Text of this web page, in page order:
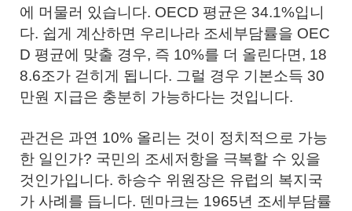
에 머물러 있습니다. OECD 평균은 34.1%입니
다. 쉽게 계산하면 우리나라 조세부담률을 OEC
D 평균에 맞출 경우, 즉 10%를 더 올린다면, 18
8.6조가 걷히게 됩니다. 그럴 경우 기본소득 30
만원 지급은 충분히 가능하다는 것입니다.
관건은 과연 10% 올리는 것이 정치적으로 가능
한 일인가? 국민의 조세저항을 극복할 수 있을
것인가입니다. 하승수 위원장은 유럽의 복지국
가 사례를 듭니다. 덴마크는 1965년 조세부담률